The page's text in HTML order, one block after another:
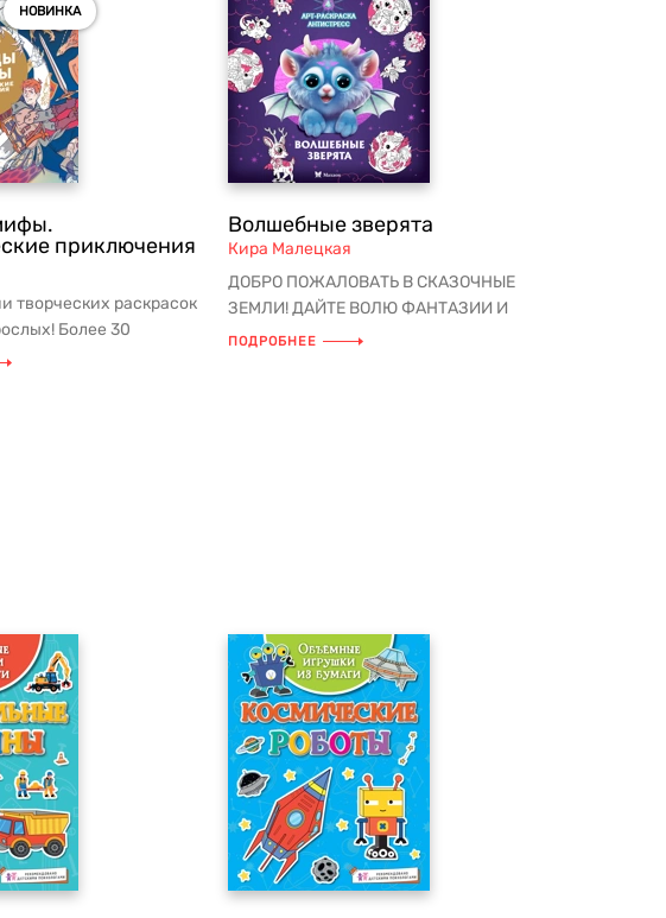
НОВИНКА
приключения
творческих раскрасок
Более 30
ждут твоих яр...
Волшебные зверята
Кира Малецкая
ДОБРО ПОЖАЛОВАТЬ В СКАЗОЧНЫЕ
ЗЕМЛИ! ДАЙТЕ ВОЛЮ ФАНТАЗИИ И
НАСЛАДИТЕСЬ МОМЕНТОМ ТВОРЧЕСТВА
ПОДРОБНЕЕ